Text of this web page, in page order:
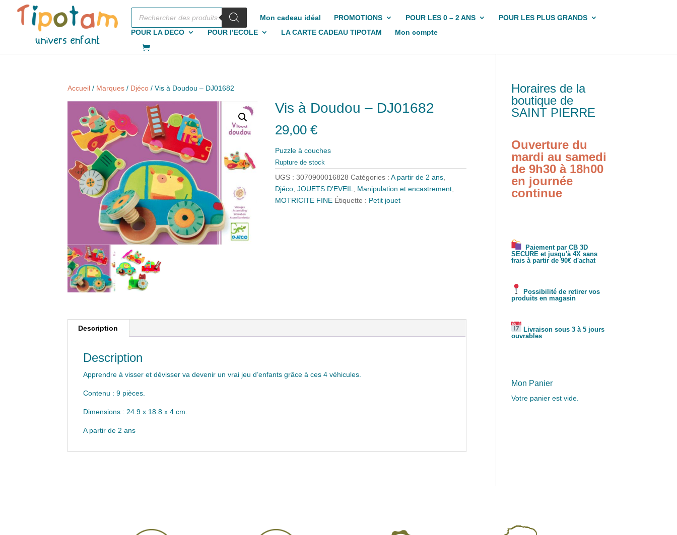
Recherche
produits
Mon cadeau idéal PROMOTIONS POUR LES 0 – 2 ANS
POUR LES PLUS GRANDS
POUR LA DECO
POUR l’ECOLE LA CARTE CADEAU TIPOTAM Mon compte
Accueil / Marques / Djéco / Vis à Doudou – DJ01682
Vis à Doudou – DJ01682
29,00€
Puzzle à couches
Rupture de stock
UGS :3070900016828 Catégories :A partir de 2 ans,
Djéco,JOUETS D'EVEIL, Manipulation et encastrement,
MOTRICITE FINE Étiquette : Petit jouet
Description
Description
Apprendre à visser et dévisser va devenir un vrai jeu d’enfants grâce à ces 4 véhicules.
Contenu : 9 pièces.
Dimensions : 24.9 x 18.8 x 4 cm.
A partir de 2 ans
Horaires de la
boutique de
SAINT PIERRE
Ouverture du
mardi au samedi
de 9h30 à 18h00
en journée
continue
Paiement par CB 3D
SECURE et jusqu'à 4X sans
frais à partir de 90€ d'achat
Possibilité de retirer vos
produits en magasin
Livraison sous 3 à 5 jours
ouvrables
Mon Panier
Votre panier est vide.